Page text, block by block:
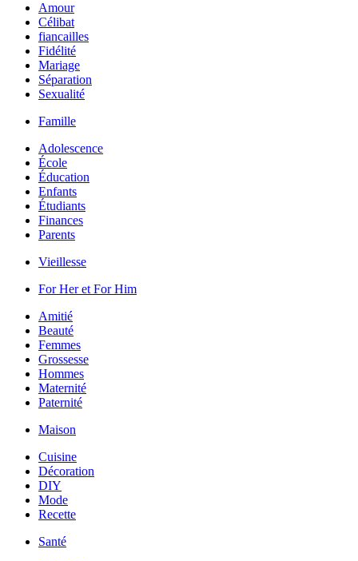
Amour
Célibat
fiancailles
Fidélité
Mariage
Séparation
Sexualité
Famille
Adolescence
École
Éducation
Enfants
Étudiants
Finances
Parents
Vieillesse
For Her et For Him
Amitié
Beauté
Femmes
Grossesse
Hommes
Maternité
Paternité
Maison
Cuisine
Décoration
DIY
Mode
Recette
Santé